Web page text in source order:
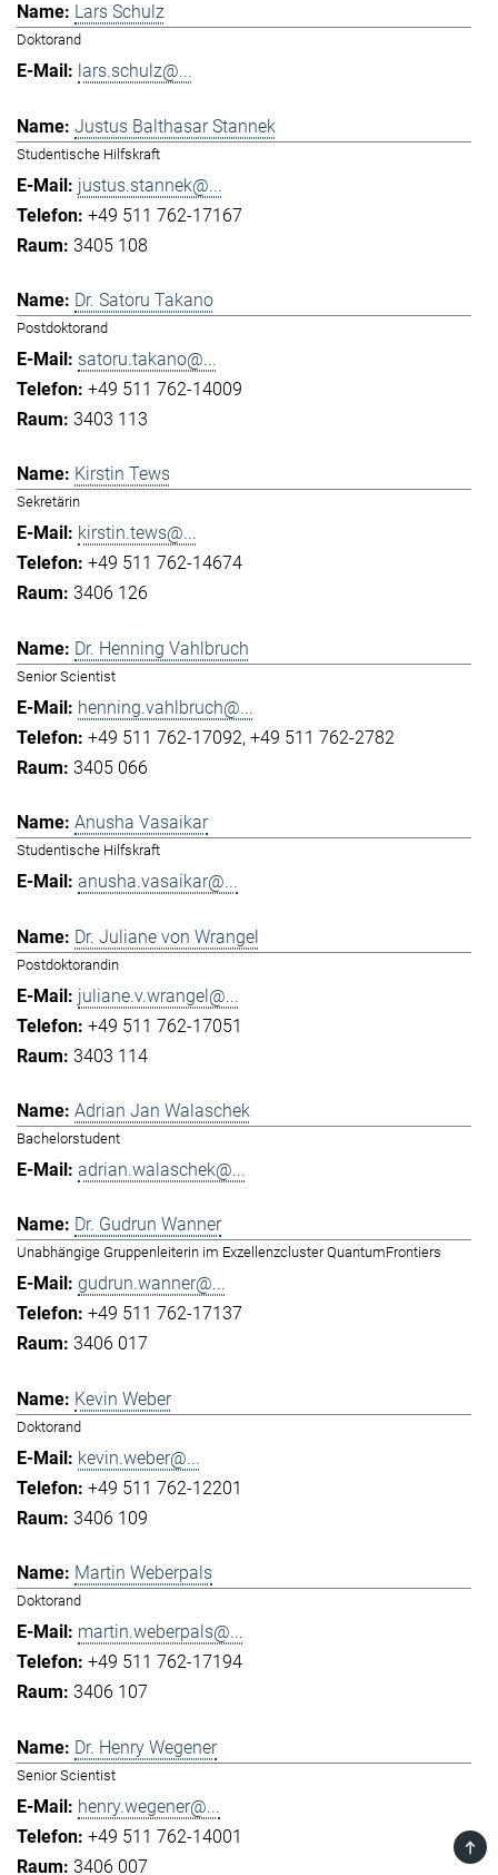
Lars Schulz
Doktorand
lars.schulz@...
Justus Balthasar Stannek
Studentische Hilfskraft
justus.stannek@...
+49 511 762-17167
3405 108
Dr. Satoru Takano
Postdoktorand
satoru.takano@...
+49 511 762-14009
3403 113
Kirstin Tews
Sekretärin
kirstin.tews@...
+49 511 762-14674
3406 126
Dr. Henning Vahlbruch
Senior Scientist
henning.vahlbruch@...
+49 511 762-17092 +49 511 762-2782
3405 066
Anusha Vasaikar
Studentische Hilfskraft
anusha.vasaikar@...
Dr. Juliane von Wrangel
Postdoktorandin
juliane.v.wrangel@...
+49 511 762-17051
3403 114
Adrian Jan Walaschek
Bachelorstudent
adrian.walaschek@...
Dr. Gudrun Wanner
Unabhängige Gruppenleiterin im Exzellenzcluster QuantumFrontiers
gudrun.wanner@...
+49 511 762-17137
3406 017
Kevin Weber
Doktorand
kevin.weber@...
+49 511 762-12201
3406 109
Martin Weberpals
Doktorand
martin.weberpals@...
+49 511 762-17194
3406 107
Dr. Henry Wegener
Senior Scientist
henry.wegener@...
+49 511 762-14001
3406 007
TOP